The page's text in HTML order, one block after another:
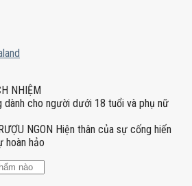
NHIỆM
dành cho người dưới 18 tuổi và phụ nữ
NGON Hiện thân của sự cống hiến
hoàn hảo